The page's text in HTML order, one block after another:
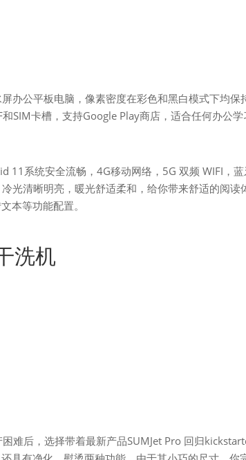
办公平板电脑，像素密度在彩色和黑白模式下均保
SIM卡槽，支持Google Play商店，适合任何办公学
11系统安全流畅，4G移动网络，5G 双频 WIFI，
光清晰明亮，暖光舒适柔和，给你带来舒适的阅读
本等功能配置。
洗机
难后，选择带着最新产品SUMJet Pro 回归